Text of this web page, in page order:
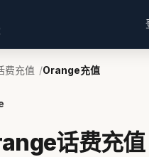
费充值 Orange充值
话费充值